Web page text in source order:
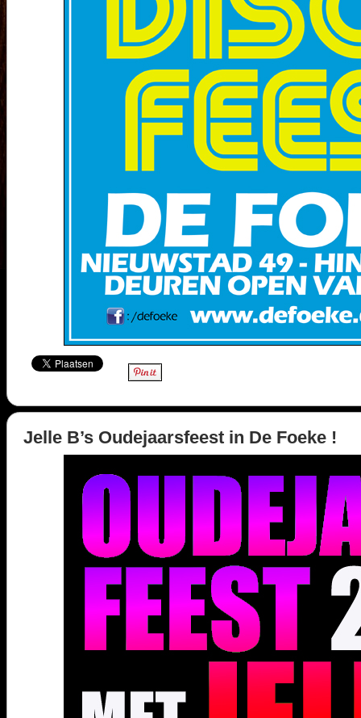
Jelle B’s Oudejaarsfeest in De Foeke !